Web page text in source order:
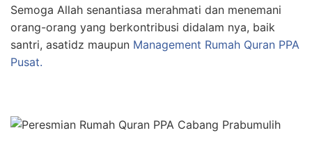
Semoga Allah senantiasa merahmati dan menemani
orang-orang yang berkontribusi didalam nya, baik
santri, asatidz maupun Management Rumah Quran PPA
Pusat.